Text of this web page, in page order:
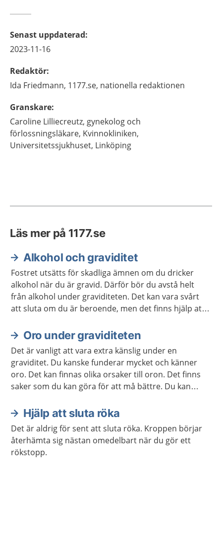
Senast uppdaterad:
2023-11-16
Redaktör:
Ida Friedmann, 1177.se, nationella redaktionen
Granskare:
Caroline Lilliecreutz, gynekolog och
förlossningsläkare, Kvinnokliniken,
Universitetssjukhuset, Linköping
Läs mer på 1177.se
Alkohol och graviditet
Fostret utsätts för skadliga ämnen om du dricker
alkohol när du är gravid. Därför bör du avstå helt
från alkohol under graviditeten. Det kan vara svårt
att sluta om du är beroende, men det finns hjälp att
Oro under graviditeten
Det är vanligt att vara extra känslig under en
graviditet. Du kanske funderar mycket och känner
oro. Det kan finnas olika orsaker till oron. Det finns
saker som du kan göra för att må bättre. Du kan
en barnmorska.
Hjälp att sluta röka
Det är aldrig för sent att sluta röka. Kroppen börjar
återhämta sig nästan omedelbart när du gör ett
rökstopp.